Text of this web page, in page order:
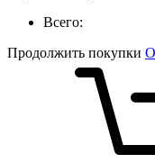
Всего:
Продолжить покупки